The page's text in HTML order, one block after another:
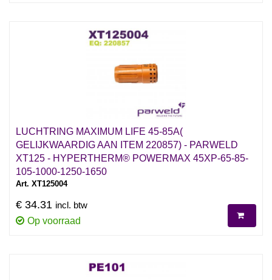
LUCHTRING MAXIMUM LIFE 45-85A(
GELIJKWAARDIG AAN ITEM 220857) - PARWELD
XT125 - HYPERTHERM® POWERMAX 45XP-65-85-
105-1000-1250-1650
Art. XT125004
€ 34.31 incl. btw
Op voorraad